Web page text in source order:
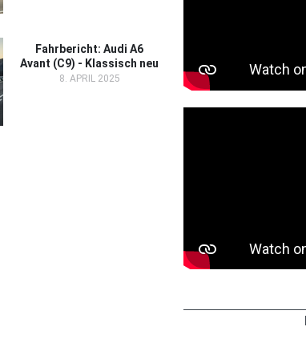
Fahrbericht: Audi A6
Avant (C9) - Klassisch neu
8. APRIL 2025